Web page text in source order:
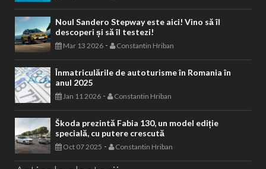
Noul Sandero Stepway este aici! Vino să îl
descoperi și să îl testezi!
Mar 13 2026 - Constantin Hriban
Înmatriculările de autoturisme în Romania în
anul 2025
Jan 11 2026 - Constantin Hriban
Škoda prezintă Fabia 130, un model ediție
specială, cu putere crescută
Oct 07 2025 - Constantin Hriban